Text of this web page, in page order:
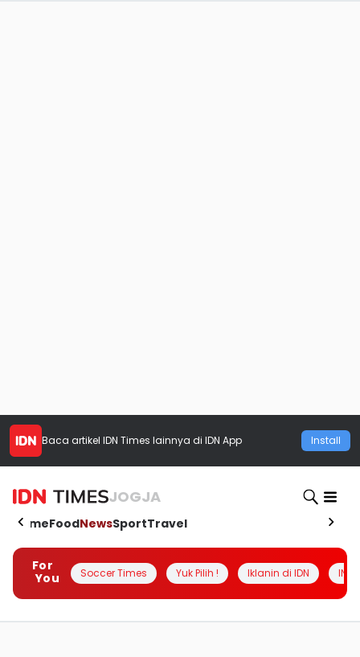
Baca artikel IDN Times lainnya di IDN App Install
JOGJA
HomeFoodNewsSportTravel
For
You
Soccer Times Yuk Pilih ! Iklanin di IDN